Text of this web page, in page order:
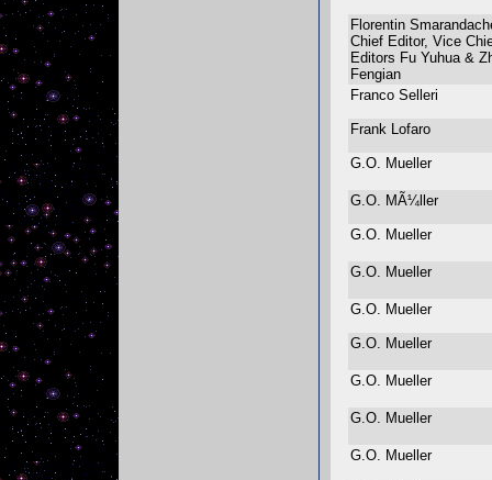
Florentin
Chief Editor, Vice
Editors Fu Yuhua &
Fengian
Franco Selleri
Frank Lofaro
G.O. Mueller
G.O. MÃ¼ller
G.O. Mueller
G.O. Mueller
G.O. Mueller
G.O. Mueller
G.O. Mueller
G.O. Mueller
G.O. Mueller